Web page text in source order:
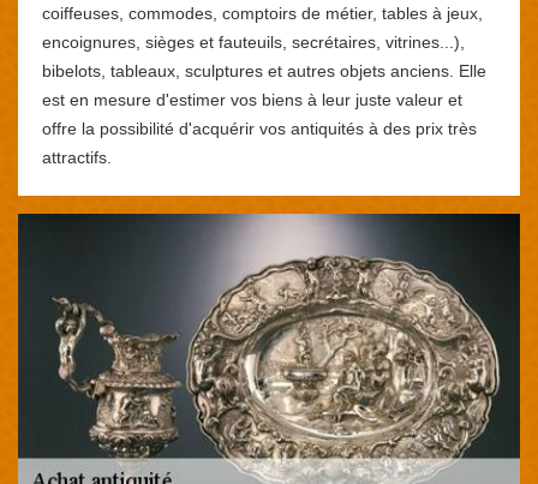
coiffeuses, commodes, comptoirs de métier, tables à jeux,
encoignures, sièges et fauteuils, secrétaires, vitrines...),
bibelots, tableaux, sculptures et autres objets anciens. Elle
est en mesure d'estimer vos biens à leur juste valeur et
offre la possibilité d'acquérir vos antiquités à des prix très
attractifs.